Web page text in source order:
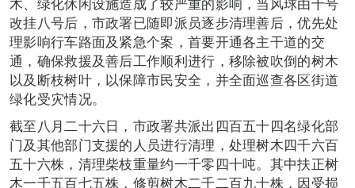
改挂八号后，市政署已随即派员逐步清理善后，优先处
理影响行车路面及紧急个案，首要开通各主干道的交
通，确保救援及善后工作顺利进行，移除被吹倒的树木
以及断枝树叶，以保障市民安全，并全面巡查各区街道
绿化受灾情况。
截至八月二十六日，市政署共派出四百五十四名绿化部
门及其他部门支援的人员进行清理，处理树木四千六百
五十六株，清理柴枝重量约一千零四十吨。其中扶正树
木一千五百七五株，修剪树木二千二百九十株，因受损